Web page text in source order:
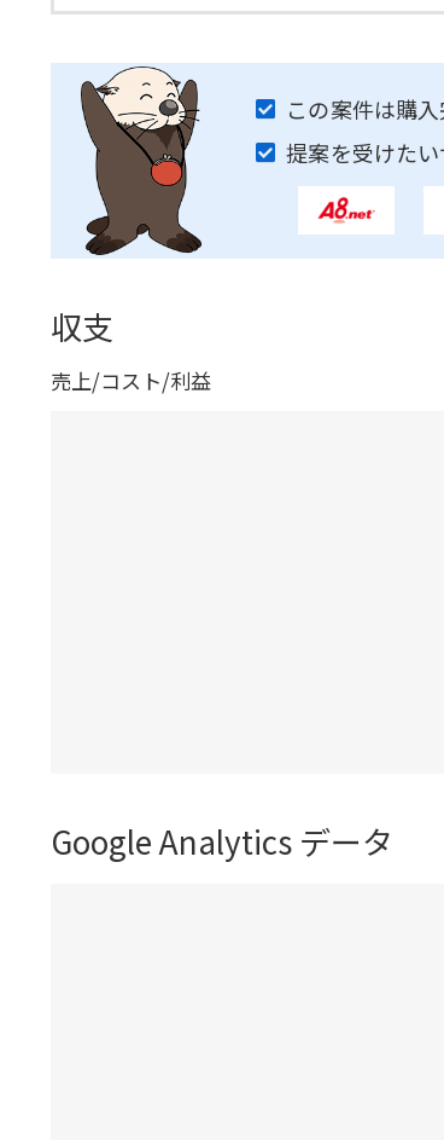
この案件は購入
提案を受けた
収支
売上/コスト/利益
Google Analytics データ